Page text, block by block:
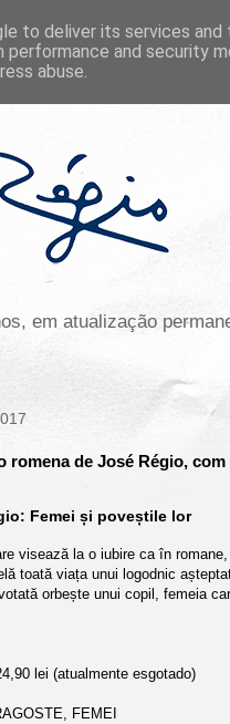
em atualização
romena de José Régio,
Femei și poveștile lor
visează la o iubire ca în
toată viața unui logodnic
orbește unui copil, femeia
lei (atualmente esgotado)
FEMEI
to deliver its services
performance and security
abuse.